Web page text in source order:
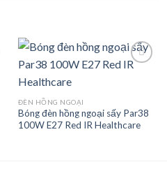
ĐÈN HỒNG NGOẠI
Bóng đèn hồng ngoại sấy Par38
100W E27 Red IR Healthcare